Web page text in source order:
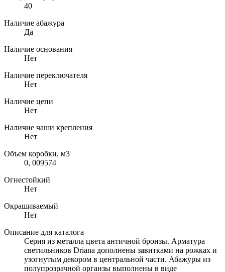
40
Наличие абажура
Да
Наличие основания
Нет
Наличие переключателя
Нет
Наличие цепи
Нет
Наличие чаши крепления
Нет
Объем коробки, м3
0, 009574
Огнестойкий
Нет
Окрашиваемый
Нет
Описание для каталога
Серия из металла цвета античной бронзы. Арматура
светильников Driana дополнены завитками на рожках и
узогнутым декором в центральной части. Абажуры из
полупрозрачной органзы выполнены в виде